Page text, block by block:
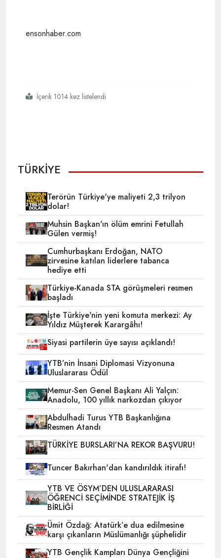
ensonhaber.com
#depremİçerik 1014 kez listelendi
TÜRKİYE
Terörün Türkiye'ye maliyeti 2,3 trilyon
dolar!
Muhsin Başkan'ın ölüm emrini Fetullah
Gülen vermiş!
Cumhurbaşkanı Erdoğan, NATO
zirvesine katılan liderlere tabanca
hediye etti
Türkiye-Kanada STA görüşmeleri resmen
başladı
İşte Türkiye'nin yeni komuta merkezi: Ay
Yıldız Müşterek Karargâhı!
Siyasi partilerin üye sayısı açıklandı!
YTB’nin İnsani Diplomasi Vizyonuna
Uluslararası Ödül
Memur-Sen Genel Başkanı Ali Yalçın:
Anadolu, 100 yıllık narkozdan çıkıyor
Abdulhadi Turus YTB Başkanlığına
Resmen Atandı
TÜRKİYE BURSLARI’NA REKOR BAŞVURU!
Tuncer Bakırhan'dan kandırıldık itirafı!
YTB VE ÖSYM’DEN ULUSLARARASI
ÖĞRENCİ SEÇİMİNDE STRATEJİK İŞ
BİRLİĞİ
Ümit Özdağ: Atatürk’e dua edilmesine
karşı çıkanların Müslümanlığı şüphelidir
YTB Gençlik Kampları Dünya Gençliğini